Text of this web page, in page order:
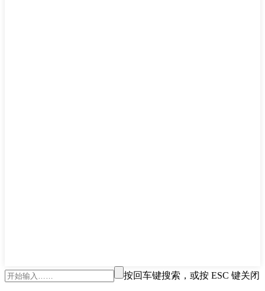
按回车键搜索，或按 ESC 键关闭